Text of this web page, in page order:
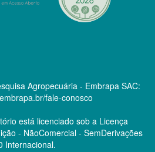
Agropecuária - Embrapa SAC:
fale-conosco
está licenciado sob a Licença
- NãoComercial - SemDerivações
Internacional.